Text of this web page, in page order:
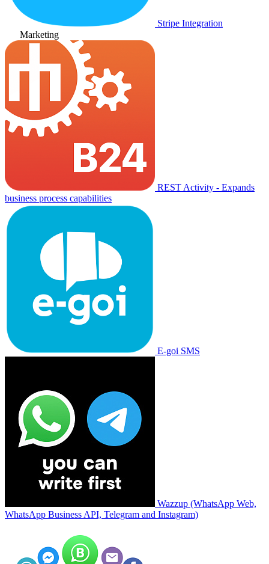
Stripe Integration
Marketing
REST Activity - Expands
business process capabilities
E-goi SMS
Wazzup (WhatsApp Web,
WhatsApp Business API, Telegram and Instagram)